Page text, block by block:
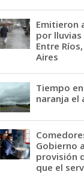
Emitieron
por
Entre
Aires
Tiempo
naranja
Gobierno
provisión
que el